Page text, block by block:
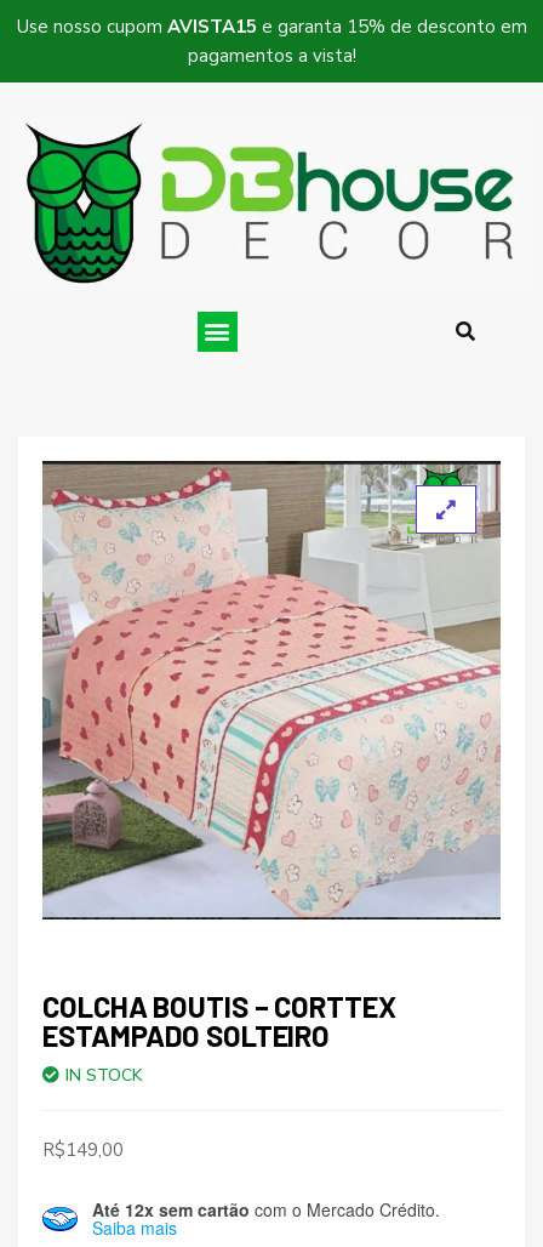
Use nosso cupom AVISTA15 e garanta 15% de desconto em
pagamentos a vista!
COLCHA BOUTIS – CORTTEX
ESTAMPADO SOLTEIRO
IN STOCK
R$149,00
Até 12x sem cartão com o Mercado Crédito.
Saiba mais